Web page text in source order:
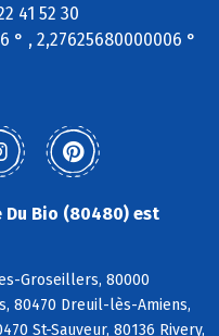
41 52 30
° , 2,27625680000006 °
Bio (80480) est
Groseillers, 80000
80470 Dreuil-lès-Amiens,
St-Sauveur, 80136 Rivery,